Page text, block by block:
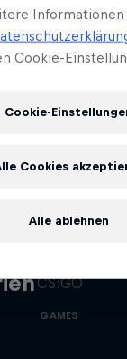
dem
Games, Reviews,
Years
CS:GO
GAMES
Cookie-
Cookie-
Alle ablehnen
Cookies